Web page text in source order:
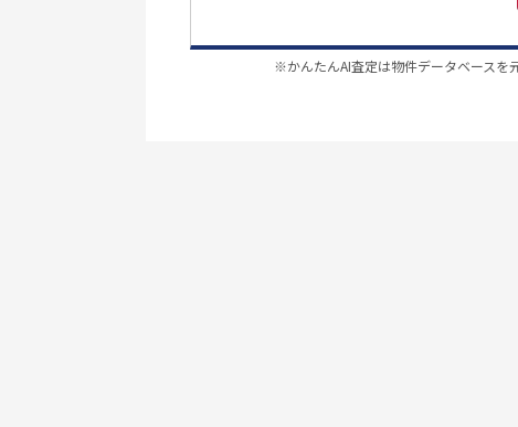
※かんたんAI査定は物件データベースを